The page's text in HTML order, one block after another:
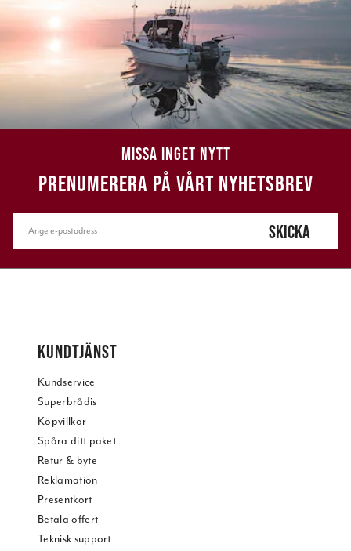
MISSA INGET NYTT
PRENUMERERA PÅ VÅRT NYHETSBREV
SKICKA
KUNDTJÄNST
Kundservice
Superbrådis
Köpvillkor
Spåra ditt paket
Retur & byte
Reklamation
Presentkort
Betala offert
Teknisk support